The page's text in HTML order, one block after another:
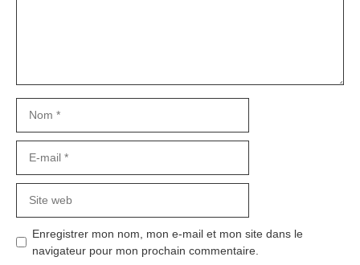
mail
web
Enregistrer mon nom, mon e-mail et mon site dans le
navigateur pour mon prochain commentaire.